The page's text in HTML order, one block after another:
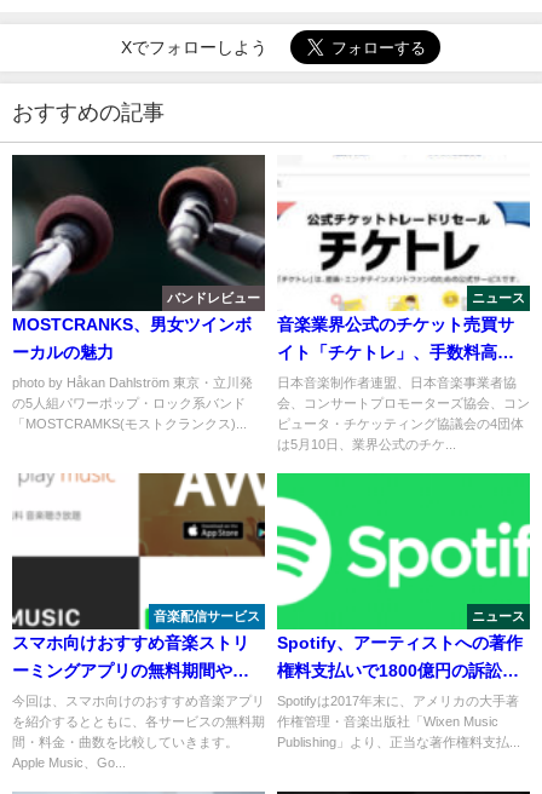
Xでフォローしよう
おすすめの記事
バンドレビュー
MOSTCRANKS、男女ツインボ
ーカルの魅力
photo by Håkan Dahlström 東京・立川発
の5人組パワーポップ・ロック系バンド
「MOSTCRAMKS(モストクランクス)...
ニュース
音楽業界公式のチケット売買サ
イト「チケトレ」、手数料高く
て全くユーザー目線じゃない
日本音楽制作者連盟、日本音楽事業者協
会、コンサートプロモーターズ協会、コン
ピュータ・チケッティング協議会の4団体
は5月10日、業界公式のチケ...
音楽配信サービス
スマホ向けおすすめ音楽ストリ
ーミングアプリの無料期間や曲
数を比較
今回は、スマホ向けのおすすめ音楽アプリ
を紹介するとともに、各サービスの無料期
間・料金・曲数を比較していきます。
Apple Music、Go...
ニュース
Spotify、アーティストへの著作
権料支払いで1800億円の訴訟を
受ける
Spotifyは2017年末に、アメリカの大手著
作権管理・音楽出版社「Wixen Music
Publishing」より、正当な著作権料支払...